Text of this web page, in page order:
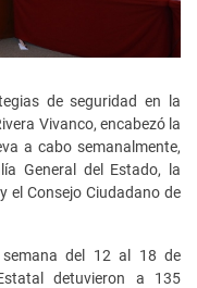
de seguridad en la
Vivanco, encabezó la
a cabo semanalmente,
General del Estado, la
el Consejo Ciudadano de
del 12 al 18 de
detuvieron a 135